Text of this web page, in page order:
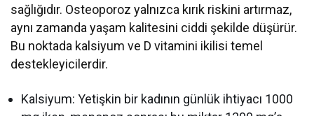
sağlığıdır. Osteoporoz yalnızca kırık riskini artırmaz,
aynı zamanda yaşam kalitesini ciddi şekilde düşürür.
Bu noktada kalsiyum ve D vitamini ikilisi temel
destekleyicilerdir.
Kalsiyum: Yetişkin bir kadının günlük ihtiyacı 1000